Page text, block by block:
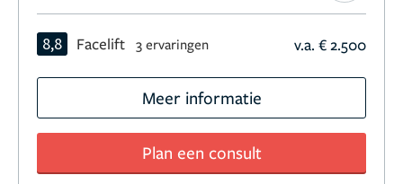
8,8 Facelift 3 ervaringen v.a. € 2.500
Meer informatie
Plan een consult